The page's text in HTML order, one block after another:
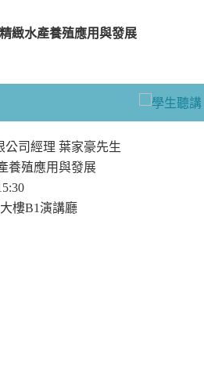
緻水產養殖應用與發展
公司經理 葉家豪先生
養殖應用與發展
樓B1演講廳